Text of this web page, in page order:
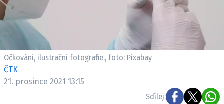
Máte příběh, fotku nebo video?
Pošlete e-mail na newsbox.cz
Očkování, ilustrační fotografie., foto: Pixabay
ČTK
21. prosince 2021 13:15
Sdílej: